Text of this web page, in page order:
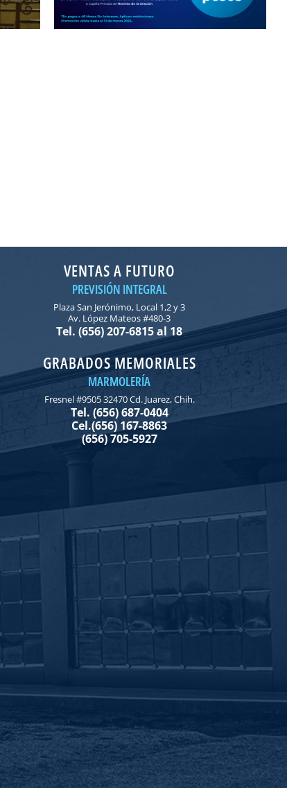
VENTAS A FUTURO
PREVISIÓN INTEGRAL
Plaza San Jerónimo, Local 1,2 y 3
Av. López Mateos #480-3
Tel. (656) 207-6815 al 18
GRABADOS MEMORIALES
MARMOLERÍA
Fresnel #9505 32470 Cd. Juarez, Chih.
Tel. (656) 687-0404
Cel.(656) 167-8863
(656) 705-5927